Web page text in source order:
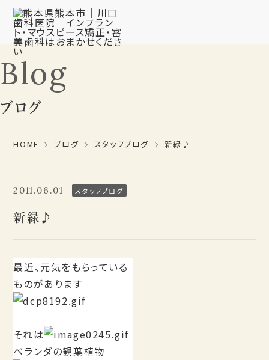
Blog
ブログ
HOME ブログ スタッフブログ 新緑♪
2011.06.01 スタッフブログ
新緑♪
最近、元気をもらっている
ものがあります
それは
ベランダの観葉植物